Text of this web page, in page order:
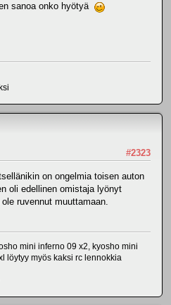
sanoa onko hyötyä
#2323
on ongelmia toisen auton
oli edellinen omistaja lyönyt
ruvennut muuttamaan.
mini inferno 09 x2, kyosho mini
löytyy myös kaksi rc lennokkia